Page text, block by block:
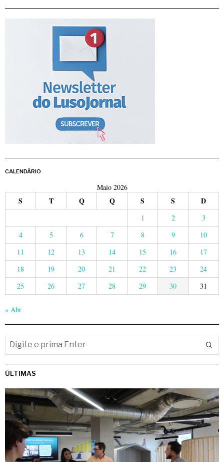
CALENDÁRIO
Maio 2026
S T Q Q S S D
1 2
3
4
5 6 7 8 9
10
11
12 13 14 15 16
17
18
19 20 21 22 23
24
25
26 27 28 29 30 31
« Abr
ÚLTIMAS